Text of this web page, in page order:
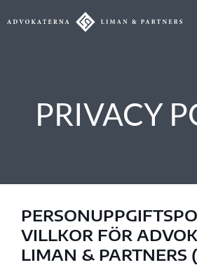
to
PRIVACY
VILLKOR FÖR
LIMAN & PARTNERS